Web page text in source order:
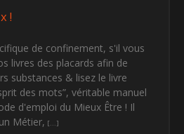
!
de confinement, s'il vous
livres des placards afin de
substances & lisez le livre
des mots”, véritable manuel
d'emploi du Mieux Être ! Il
Métier,